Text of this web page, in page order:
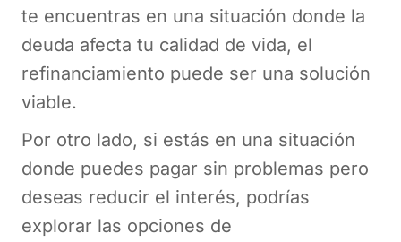
te encuentras en una situación donde la
deuda afecta tu calidad de vida, el
refinanciamiento puede ser una solución
viable.
Por otro lado, si estás en una situación
donde puedes pagar sin problemas pero
deseas reducir el interés, podrías
explorar las opciones de